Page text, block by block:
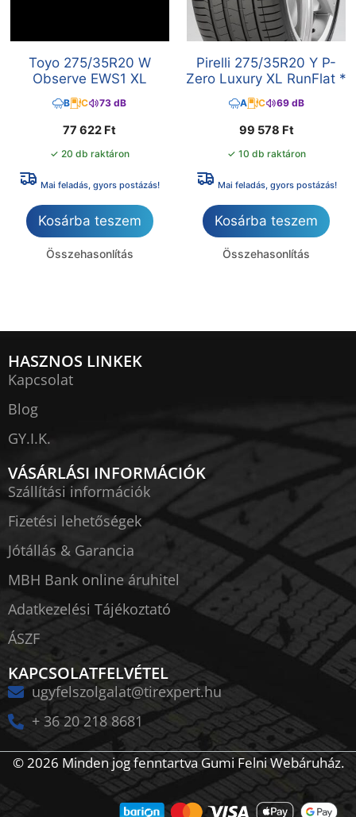
Toyo 275/35R20 W
Observe EWS1 XL
B C 73 dB
77 622 Ft
✓ 20 db raktáron
Mai feladás, gyors postázás!
Kosárba teszem
Összehasonlítás
Pirelli 275/35R20 Y P-
Zero Luxury XL RunFlat *
A C 69 dB
99 578 Ft
✓ 10 db raktáron
Mai feladás, gyors postázás!
Kosárba teszem
Összehasonlítás
HASZNOS LINKEK
Kapcsolat
Blog
GY.I.K.
VÁSÁRLÁSI INFORMÁCIÓK
Szállítási információk
Fizetési lehetőségek
Jótállás & Garancia
MBH Bank online áruhitel
Adatkezelési Tájékoztató
ÁSZF
KAPCSOLATFELVÉTEL
ugyfelszolgalat@tirexpert.hu
+ 36 20 218 8681
© 2026 Minden jog fenntartva Gumi Felni Webáruház.